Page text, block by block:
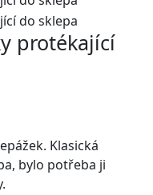
protékající
Klasická
bylo potřeba ji